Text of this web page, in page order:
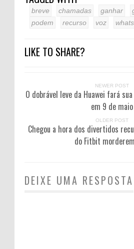
breve chamadas ganhar
podem
recurso voz
LIKE TO SHARE?
NEWER POST
O dobrável leve da Huawei fará
em 9 de maio
OLDER POST
Chegou a hora dos divertidos
do Fitbit
DEIXE UMA RESPOSTA